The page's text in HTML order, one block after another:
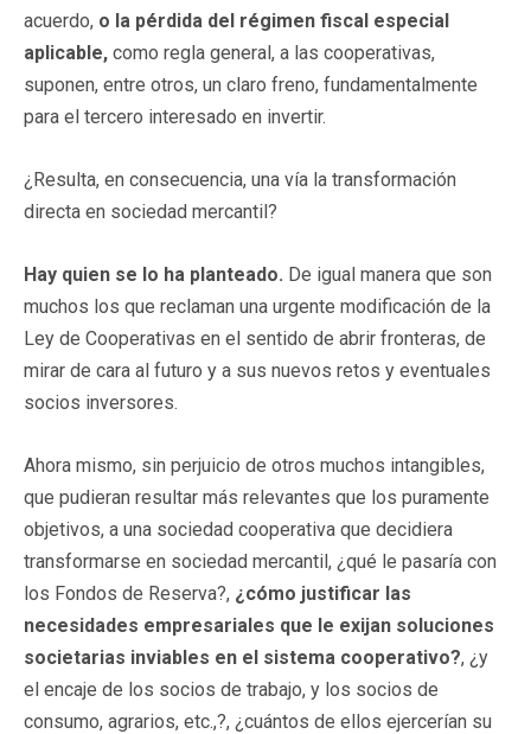
acuerdo, o la pérdida del régimen fiscal especial
aplicable, como regla general, a las cooperativas,
suponen, entre otros, un claro freno, fundamentalmente
para el tercero interesado en invertir.
¿Resulta, en consecuencia, una vía la transformación
directa en sociedad mercantil?
Hay quien se lo ha planteado. De igual manera que son
muchos los que reclaman una urgente modificación de la
Ley de Cooperativas en el sentido de abrir fronteras, de
mirar de cara al futuro y a sus nuevos retos y eventuales
socios inversores.
Ahora mismo, sin perjuicio de otros muchos intangibles,
que pudieran resultar más relevantes que los puramente
objetivos, a una sociedad cooperativa que decidiera
transformarse en sociedad mercantil, ¿qué le pasaría con
los Fondos de Reserva?, ¿cómo justificar las
necesidades empresariales que le exijan soluciones
societarias inviables en el sistema cooperativo?, ¿y
el encaje de los socios de trabajo, y los socios de
consumo, agrarios, etc.,?, ¿cuántos de ellos ejercerían su